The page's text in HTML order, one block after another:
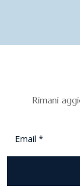
Rimani
Email *